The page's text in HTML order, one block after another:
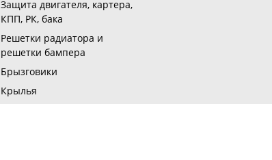
Защита двигателя, картера,
КПП, РК, бака
Решетки радиатора и
решетки бампера
Брызговики
Крылья